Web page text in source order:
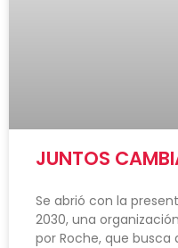
JUNTOS
Se abrió con la
2030, una
por Roche, que